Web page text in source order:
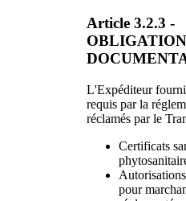
Article 3.2.3 -
OBLIGATION
L'Expéditeur
requis par la
réclamés par le
Certificats
pour